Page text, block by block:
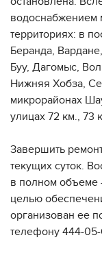
водоснабжением
территориях: в
Беранда,
Буу, Дагомыс,
Нижняя Хобза,
микрорайонах
улицах 72 км.,
Завершить
текущих суток.
в полном
целью
организован ее
телефону 444-